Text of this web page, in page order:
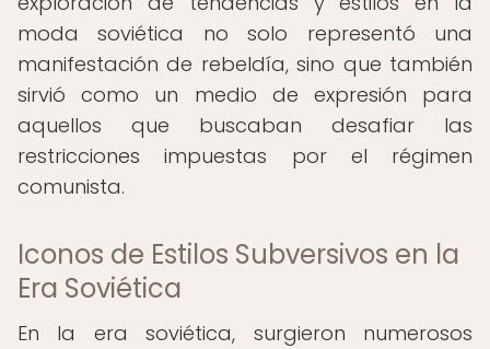
moda soviética no solo representó una
manifestación de rebeldía, sino que también
sirvió como un medio de expresión para
aquellos que buscaban desafiar las
restricciones impuestas por el régimen
comunista.
Iconos de Estilos Subversivos en la
Era Soviética
En la era soviética, surgieron numerosos